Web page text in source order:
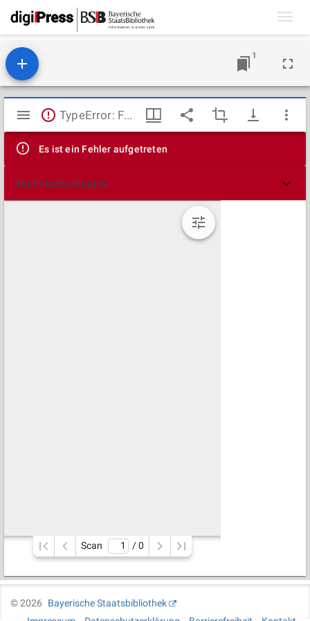
1
Mirador
Viewer
TypeError: Failed to fetch
Es ist ein Fehler aufgetreten
Technische Details
Scan / 0
©2026
Bayerische Staatsbibliothek